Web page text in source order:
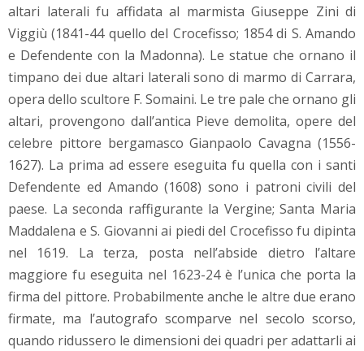
altari laterali fu affidata al marmista Giuseppe Zini di
Viggiù (1841-44 quello del Crocefisso; 1854 di S. Amando
e Defendente con la Madonna). Le statue che ornano il
timpano dei due altari laterali sono di marmo di Carrara,
opera dello scultore F. Somaini. Le tre pale che ornano gli
altari, provengono dall’antica Pieve demolita, opere del
celebre pittore bergamasco Gianpaolo Cavagna (1556-
1627). La prima ad essere eseguita fu quella con i santi
Defendente ed Amando (1608) sono i patroni civili del
paese. La seconda raffigurante la Vergine; Santa Maria
Maddalena e S. Giovanni ai piedi del Crocefisso fu dipinta
nel 1619. La terza, posta nell’abside dietro l’altare
maggiore fu eseguita nel 1623-24 è l’unica che porta la
firma del pittore. Probabilmente anche le altre due erano
firmate, ma l’autografo scomparve nel secolo scorso,
quando ridussero le dimensioni dei quadri per adattarli ai